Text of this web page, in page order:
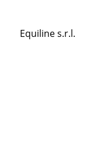
Equiline s.r.l.